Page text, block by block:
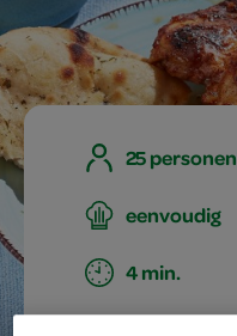
25 personen
eenvoudig
4 min.